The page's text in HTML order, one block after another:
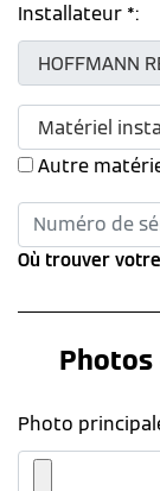
Installateur *:
Autre
Où trouver
Photo